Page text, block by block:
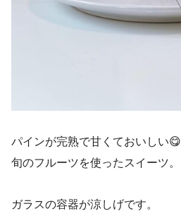
パインが完熟で甘くておいしい😋
旬のフルーツを使ったスイーツ。
ガラスの容器が涼しげです。